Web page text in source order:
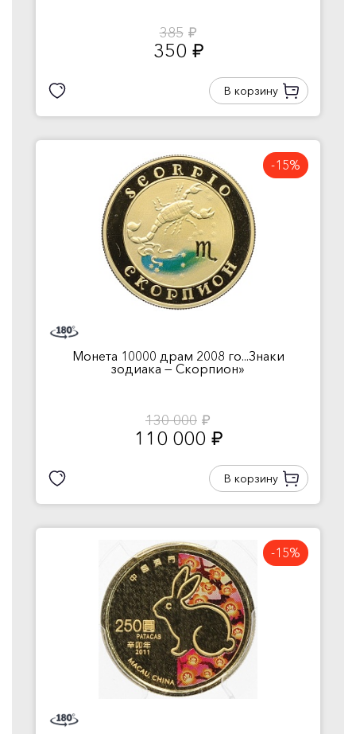
385 руб.
350 руб.
В корзину
-15%
Монета 10000 драм 2008 го...Знаки
зодиака — Скорпион»
130 000 руб.
110 000 руб.
В корзину
-15%